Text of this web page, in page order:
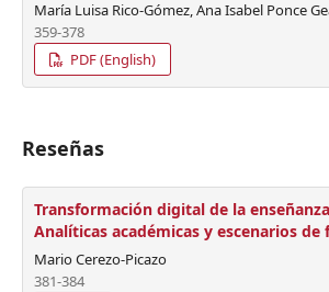
María Luisa Rico-Gómez, Ana Isabel Ponce
359-378
PDF (English)
Reseñas
Transformación digital de la
Analíticas académicas y escenarios de
Mario Cerezo-Picazo
381-384